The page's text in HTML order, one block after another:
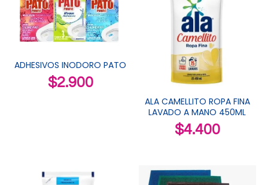
ADHESIVOS INODORO PATO
$2.900
ALA CAMELLITO ROPA FINA
LAVADO A MANO 450ML
$4.400